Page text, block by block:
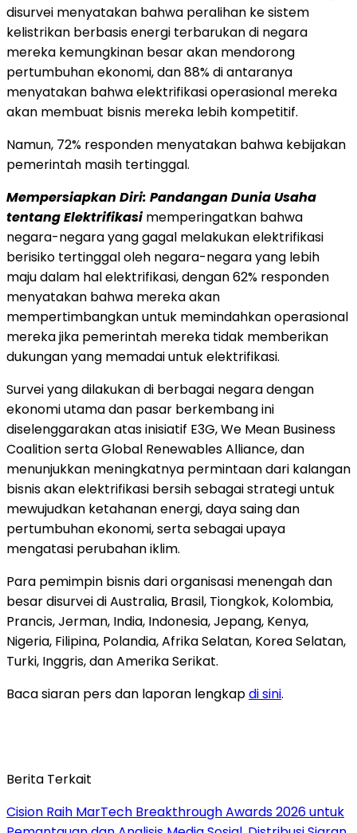
disurvei menyatakan bahwa peralihan ke sistem
kelistrikan berbasis energi terbarukan di negara
mereka kemungkinan besar akan mendorong
pertumbuhan ekonomi, dan 88% di antaranya
menyatakan bahwa elektrifikasi operasional mereka
akan membuat bisnis mereka lebih kompetitif.
Namun, 72% responden menyatakan bahwa kebijakan
pemerintah masih tertinggal.
Mempersiapkan Diri: Pandangan Dunia Usaha
tentang Elektrifikasimemperingatkan bahwa
negara-negara yang gagal melakukan elektrifikasi
berisiko tertinggal oleh negara-negara yang lebih
maju dalam hal elektrifikasi, dengan 62% responden
menyatakan bahwa mereka akan
mempertimbangkan untuk memindahkan operasional
mereka jika pemerintah mereka tidak memberikan
dukungan yang memadai untuk elektrifikasi.
Survei yang dilakukan di berbagai negara dengan
ekonomi utama dan pasar berkembang ini
diselenggarakan atas inisiatif E3G, We Mean Business
Coalition serta Global Renewables Alliance, dan
menunjukkan meningkatnya permintaan dari kalangan
bisnis akan elektrifikasi bersih sebagai strategi untuk
mewujudkan ketahanan energi, daya saing dan
pertumbuhan ekonomi, serta sebagai upaya
mengatasi perubahan iklim.
Para pemimpin bisnis dari organisasi menengah dan
besar disurvei di Australia, Brasil, Tiongkok, Kolombia,
Prancis, Jerman, India, Indonesia, Jepang, Kenya,
Nigeria, Filipina, Polandia, Afrika Selatan, Korea Selatan,
Turki, Inggris, dan Amerika Serikat.
Baca siaran pers dan laporan lengkapdi sini.
Berita Terkait
Cision Raih MarTech Breakthrough Awards 2026 untuk